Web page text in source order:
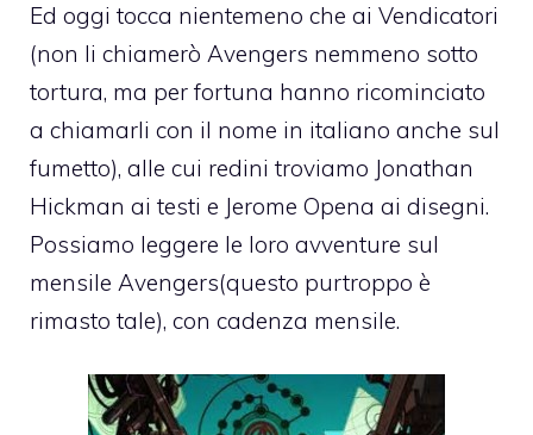
Ed oggi tocca nientemeno che ai Vendicatori
(non li chiamerò Avengers nemmeno sotto
tortura, ma per fortuna hanno ricominciato
a chiamarli con il nome in italiano anche sul
fumetto), alle cui redini troviamo Jonathan
Hickman ai testi e Jerome Opena ai disegni.
Possiamo leggere le loro avventure sul
mensile Avengers(questo purtroppo è
rimasto tale), con cadenza mensile.